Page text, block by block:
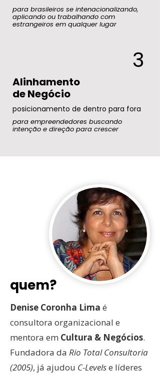
para brasileiros se intenacionalizando,
aplicando ou trabalhando com
estrangeiros em qualquer lugar
3
Alinhamento
de Negócio
posicionamento de dentro para fora
para empreendedores buscando
intenção e direção para crescer
quem?
Denise Coronha Lima é
consultora organizacional e
mentora em Cultura & Negócios.
Fundadora da Rio Total Consultoria
(2005), já ajudou C-Levelse líderes